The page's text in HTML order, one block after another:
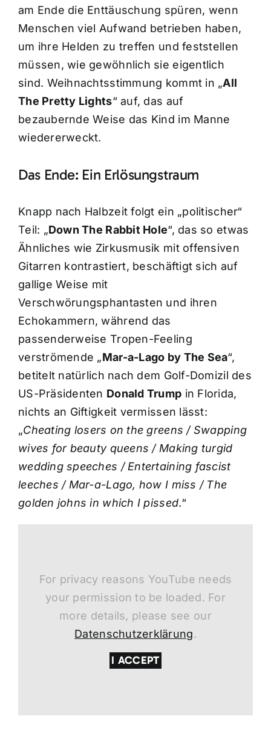
am Ende die Enttäuschung spüren, wenn
Menschen viel Aufwand betrieben haben,
um ihre Helden zu treffen und feststellen
müssen, wie gewöhnlich sie eigentlich
sind. Weihnachtsstimmung kommt in „All
The Pretty Lights“ auf, das auf
bezaubernde Weise das Kind im Manne
wiedererweckt.
Das Ende: Ein Erlösungstraum
Knapp nach Halbzeit folgt ein „politischer“
Teil: „Down The Rabbit Hole“, das so etwas
Ähnliches wie Zirkusmusik mit offensiven
Gitarren kontrastiert, beschäftigt sich auf
gallige Weise mit
Verschwörungsphantasten und ihren
Echokammern, während das
passenderweise Tropen-Feeling
verströmende „Mar-a-Lago by The Sea“,
betitelt natürlich nach dem Golf-Domizil des
US-Präsidenten Donald Trump in Florida,
nichts an Giftigkeit vermissen lässt:
„Cheating losers on the greens / Swapping
wives for beauty queens / Making turgid
wedding speeches / Entertaining fascist
leeches / Mar-a-Lago, how I miss / The
golden johns in which I pissed.“
For privacy reasons YouTube needs
your permission to be loaded. For
more details, please see our
Datenschutzerklärung.
I ACCEPT